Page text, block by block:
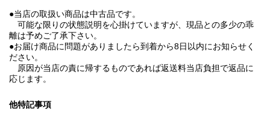
●当店の取扱い商品は中古品です。
可能な限りの状態説明を心掛けていますが、現品との多少の乖
離は予めご了承下さい。
●お届け商品に問題がありましたら到着から8日以内にお知らせく
ださい。
原因が当店の責に帰するものであれば返送料当店負担で返品に
応じます。
他特記事項